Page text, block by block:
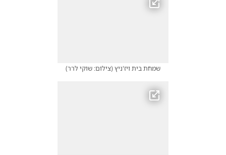
שמחת בית ויז'ניץ(צילום: שוקי לרר)